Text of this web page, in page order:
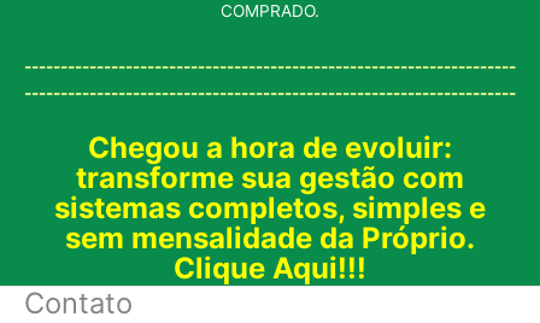
COMPRADO.
--------------------------------------------------------------------
--------------------------------------------------------------------
Chegou a hora de evoluir:
transforme sua gestão com
sistemas completos, simples e
sem mensalidade da Próprio.
Clique Aqui!!!
Contato